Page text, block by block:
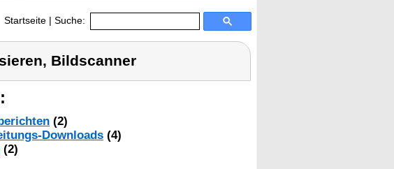
Startseite | Suche:
Bildscanner
(2)
Downloads (4)
(2)